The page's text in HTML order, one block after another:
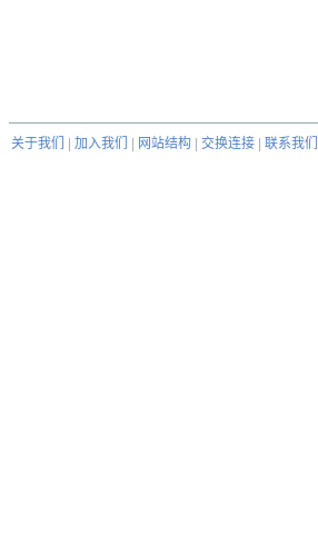
关于我们 加入我们 网站结构 交换连接
联系我们